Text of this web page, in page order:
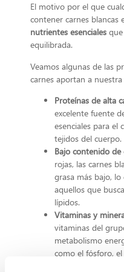
El motivo por el que
contener carnes blancas
nutrientes esenciales
equilibrada.
Veamos algunas de las
carnes aportan a nuestra
Proteínas de alta
excelente fuente
esenciales para el
tejidos del cuerpo.
Bajo contenido de
rojas, las carnes
grasa más bajo,
aquellos que
lípidos.
Vitaminas y
vitaminas del
metabolismo
como el fósforo,
importantes para